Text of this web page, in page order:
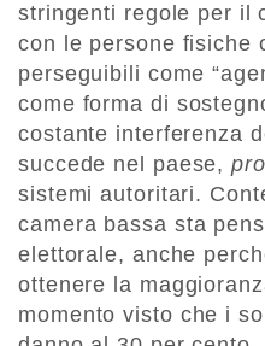
stringenti regole per il
con le persone fisiche
perseguibili come
come forma di
costante interferenza
succede nel paese,
sistemi autoritari.
camera bassa sta
elettorale, anche
ottenere la
momento visto che i